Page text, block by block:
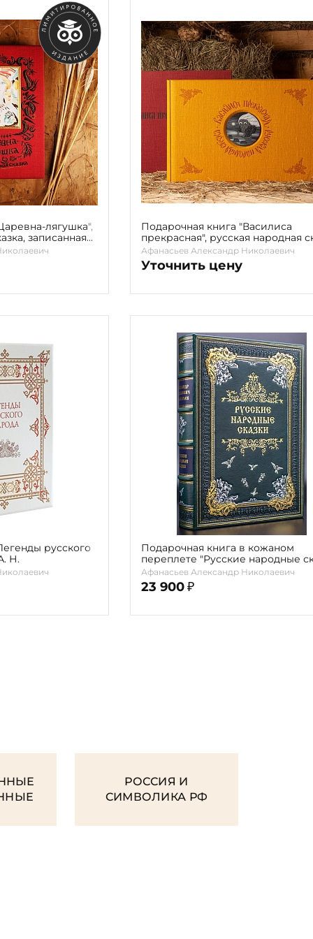
лягушка",
записанная
Подарочная книга "Василиса
прекрасная", русская народная
записанная А. Н. Афанасьевым
Афанасьев Александр Николаевич
Уточнить цену
русского
Н.
Подарочная книга в кожаном
переплете "Русские народные
из сборника А. Н. Афанасьева
Афанасьев Александр Николаевич
23 900 ₽
РОССИЯ И
СИМВОЛИКА РФ